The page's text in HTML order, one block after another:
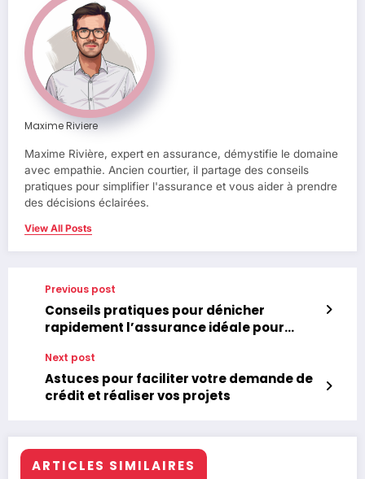
Maxime Riviere
Maxime Rivière, expert en assurance, démystifie le domaine
avec empathie. Ancien courtier, il partage des conseils
pratiques pour simplifier l'assurance et vous aider à prendre
des décisions éclairées.
View All Posts
Previous post
Conseils pratiques pour dénicher
rapidement l’assurance idéale pour
Next post
Astuces pour faciliter votre demande de
crédit et réaliser vos projets
ARTICLES SIMILAIRES